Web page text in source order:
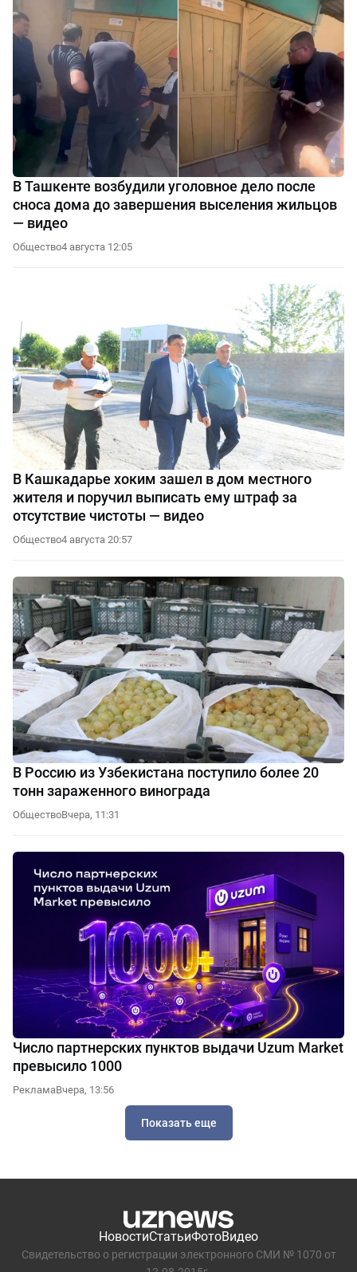
В Ташкенте возбудили уголовное дело после
сноса дома до завершения выселения жильцов
— видео
Общество4 августа 12:05
В Кашкадарье хоким зашел в дом местного
жителя и поручил выписать ему штраф за
отсутствие чистоты — видео
Общество4 августа 20:57
В Россию из Узбекистана поступило более 20
тонн зараженного винограда
ОбществоВчера, 11:31
Число партнерских пунктов выдачи Uzum Market
превысило 1000
РекламаВчера, 13:56
Показать еще
НовостиСтатьиФотоВидео
Свидетельство о регистрации электронного СМИ № 1070 от